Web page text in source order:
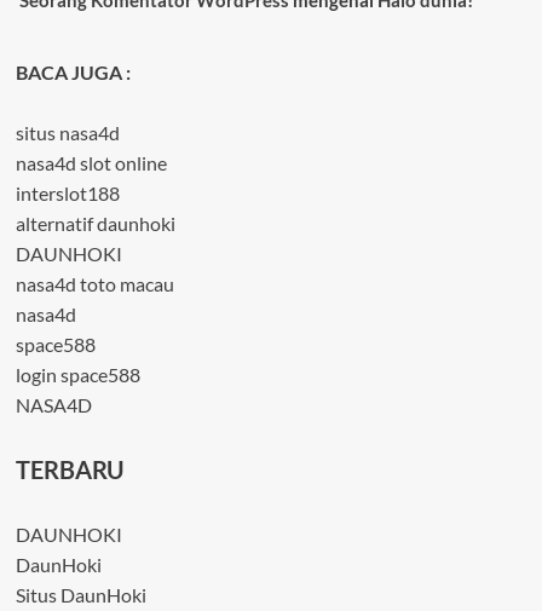
BACA JUGA :
situs nasa4d
nasa4d slot online
interslot188
alternatif daunhoki
DAUNHOKI
nasa4d toto macau
nasa4d
space588
login space588
NASA4D
TERBARU
DAUNHOKI
DaunHoki
Situs DaunHoki